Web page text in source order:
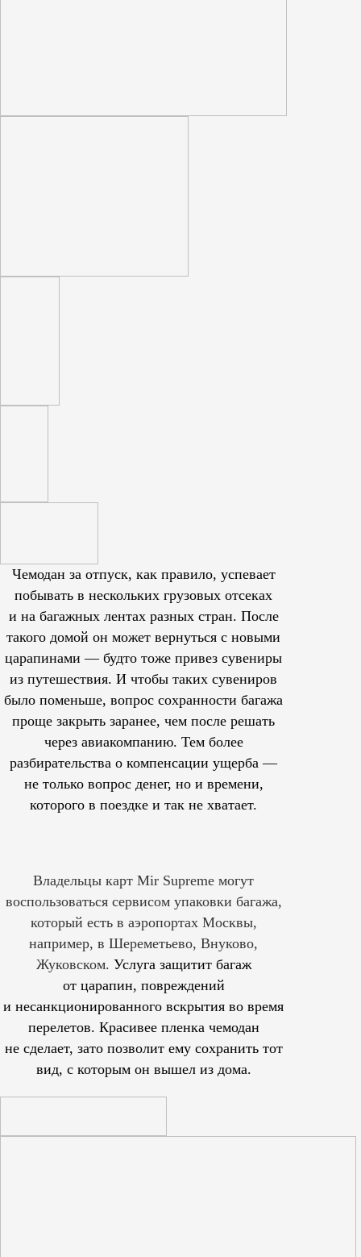
Чемодан за отпуск, как правило, успевает
побывать в нескольких грузовых отсеках
и на багажных лентах разных стран. После
такого домой он может вернуться с новыми
царапинами — будто тоже привез сувениры
из путешествия. И чтобы таких сувениров
было поменьше, вопрос сохранности багажа
проще закрыть заранее, чем после решать
через авиакомпанию. Тем более
разбирательства о компенсации ущерба —
не только вопрос денег, но и времени,
которого в поездке и так не хватает.
Владельцы карт Mir Supreme могут
воспользоваться сервисом упаковки багажа,
который есть в аэропортах Москвы,
например, в Шереметьево, Внуково,
Жуковском. Услуга защитит багаж
от царапин, повреждений
и несанкционированного вскрытия во время
перелетов. Красивее пленка чемодан
не сделает, зато позволит ему сохранить тот
вид, с которым он вышел из дома.